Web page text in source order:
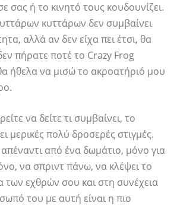
σας ή το κινητό τους κουδουνίζει.
κυττάρων δεν συμβαίνει
αλλά αν δεν είχα πει έτσι, θα
πήρατε ποτέ το Crazy Frog
ήθελα να μισώ το ακροατήριό μου
να δείτε τι συμβαίνει, το
μερικές πολύ δροσερές στιγμές.
από ένα δωμάτιο, μόνο για
να σπριντ πάνω, να κλέψει το
των εχθρών σου και στη συνέχεια
του με αυτή είναι η πιο